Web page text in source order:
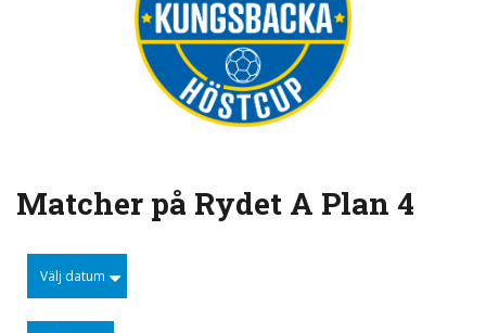
Matcher på Rydet A Plan 4
Välj datum